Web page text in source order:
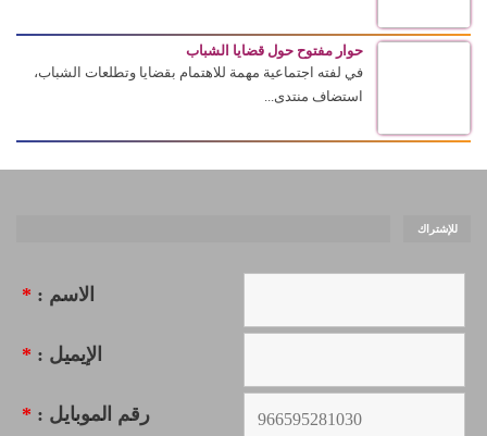
حوار مفتوح حول قضايا الشباب
في لفته اجتماعية مهمة للاهتمام بقضايا وتطلعات الشباب،
استضاف منتدى...
للإشتراك
الاسم : *
الإيميل : *
رقم الموبايل : *